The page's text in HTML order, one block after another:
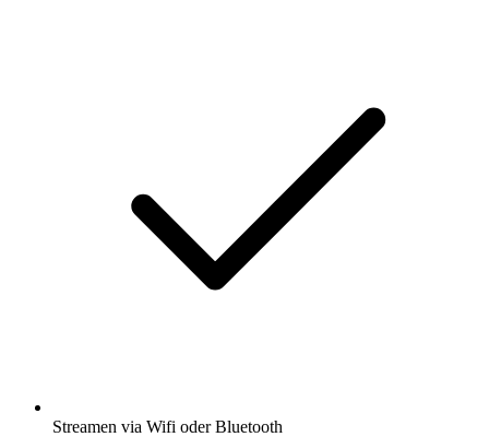
Streamen via Wifi oder Bluetooth